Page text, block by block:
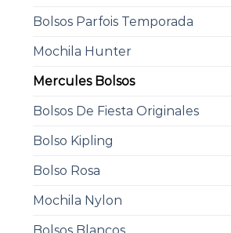
Bolsos Parfois Temporada
Mochila Hunter
Mercules Bolsos
Bolsos De Fiesta Originales
Bolso Kipling
Bolso Rosa
Mochila Nylon